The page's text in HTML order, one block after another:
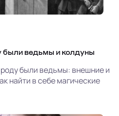
были ведьмы и колдуны
роду были ведьмы: внешние и
найти в себе магические